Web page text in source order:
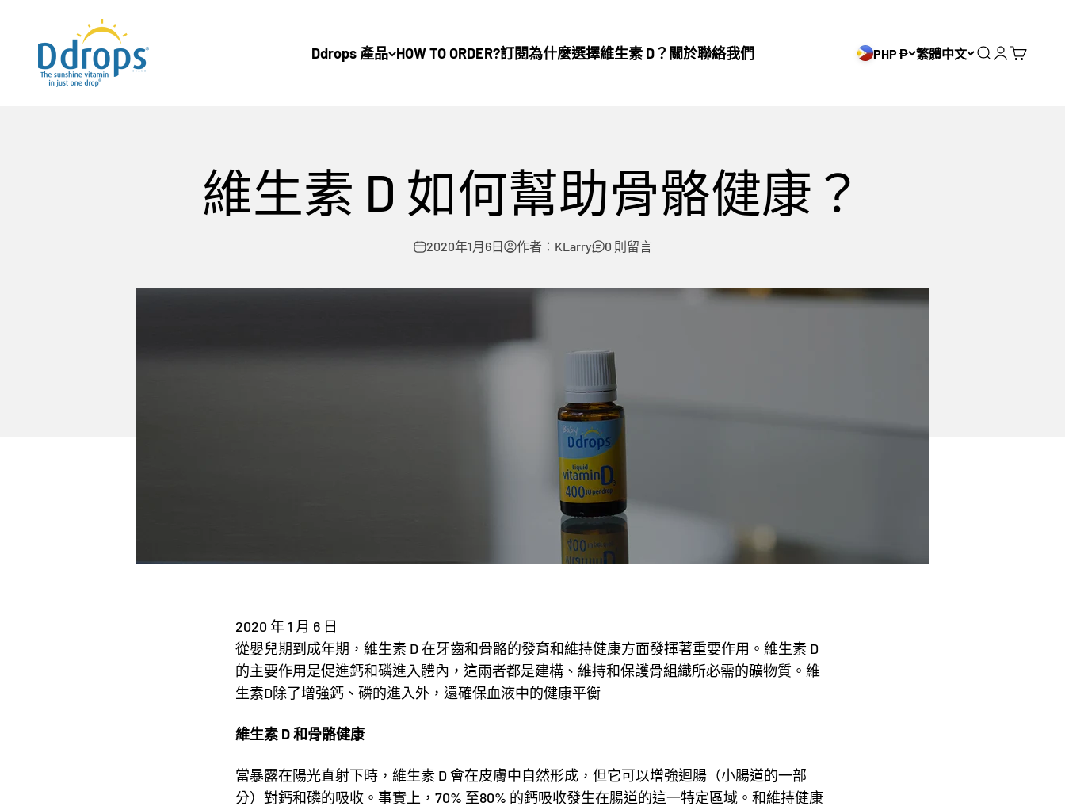
Ddrops 產品 HOW TO ORDER?訂閱為什麼選擇維生素 D？ 關於聯絡我們
Ddrops Official Store
PHP ₱ 繁體中文 搜尋登入購物車
維生素 D 如何幫助骨骼健康？
2020年1月6日 作者：KLarry 0 則留言
2020 年 1 月 6 日
從嬰兒期到成年期，維生素 D 在牙齒和骨骼的發育和維持健康方面發揮著重要作用。維生素 D
的主要作用是促進鈣和磷進入體內，這兩者都是建構、維持和保護骨組織所必需的礦物質。維
生素D除了增強鈣、磷的進入外，還確保血液中的健康平衡
維生素 D 和骨骼健康
當暴露在陽光直射下時，維生素 D 會在皮膚中自然形成，但它可以增強迴腸（小腸道的一部
分）對鈣和磷的吸收。事實上，70% 至80% 的鈣吸收發生在腸道的這一特定區域。和維持健康